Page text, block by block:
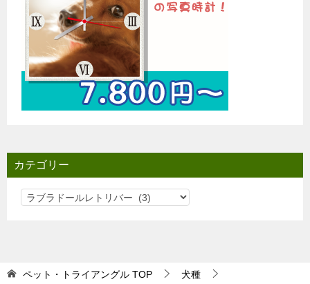
カテゴリー
カ
ペット・トライアングル TOP
犬種